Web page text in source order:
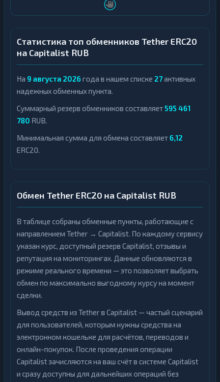
Статистика топ обменников Tether ERC20
на Capitalist RUB
На 9 августа 2026 года в нашем списке 27активных
надежных обменных пункта.
Суммарный резерв обменников составляет595 461
780 RUB.
Минимальная сумма для обмена составляет 6,12
ERC20.
Обмен Tether ERC20 на Capitalist RUB
В таблице собраны обменные пункты, работающие с
направлением Tether → Capitalist. По каждому сервису
указан курс, доступный резерв Capitalist, отзывы и
репутация на мониторингах. Данные обновляются в
режиме реального времени — это позволяет выбрать
обмен по максимально выгодному курсу на момент
сделки.
Вывод средств из Tether в Capitalist — частый сценарий
для пользователей, которым нужны средства на
электронном кошельке для расчётов, переводов и
онлайн-покупок. После проведения операции
Capitalist зачисляются на ваш счёт в системе Capitalist
и сразу доступны для дальнейших операций без